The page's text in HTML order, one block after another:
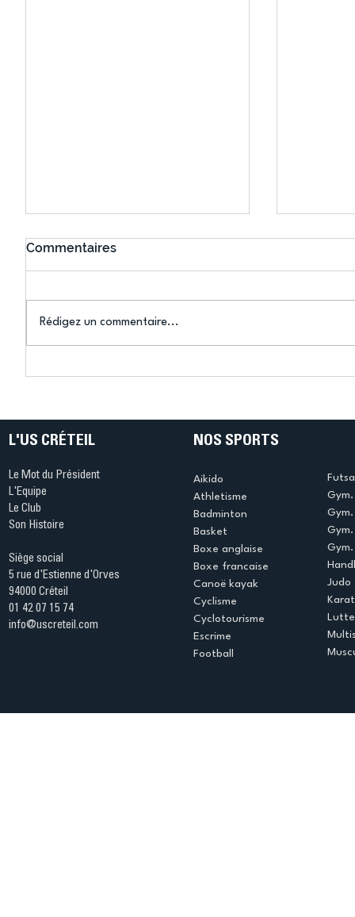
Ping ? Quand le tennis de
termine
Commentaires
Rédigez un commentaire...
L'US CRÉTEIL
Le Mot du Président
L'Equipe
Le Club
Son Histoire
Siège social
5 rue d'Estienne d'Orves
94000 Créteil
01 42 07 15 74
info@uscreteil.com
NOS SPORTS
Aikido
Athletisme
Badminton
Basket
Boxe anglaise
Boxe francaise
Canoë kayak
Cyclisme
Cyclotourisme
Escrime
Football
Judo
Lutte